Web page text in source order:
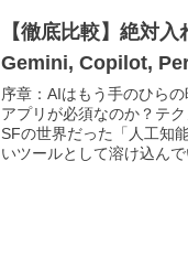
【徹底比較】絶対
Gemini, Copilot,
序章：AIはもう手のひら
アプリが必須なのか？テ
SFの世界だった「人工知
いツールとして溶け込ん